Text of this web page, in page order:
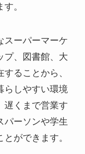
。
スーパーマーケ
プ、図書館、大
ることから、
らしやすい環境
遅くまで営業す
パーソンや学生
ができます。